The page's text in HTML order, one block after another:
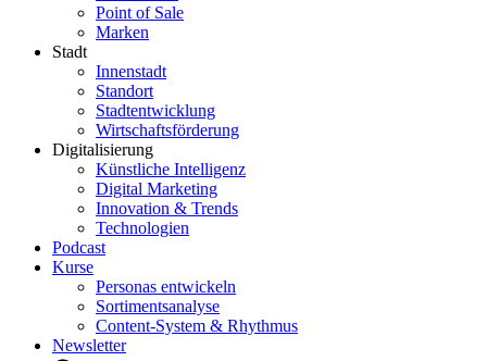
Point of Sale
Marken
Stadt
Innenstadt
Standort
Stadtentwicklung
Wirtschaftsförderung
Digitalisierung
Künstliche Intelligenz
Digital Marketing
Innovation & Trends
Technologien
Podcast
Kurse
Personas entwickeln
Sortimentsanalyse
Content-System & Rhythmus
Newsletter